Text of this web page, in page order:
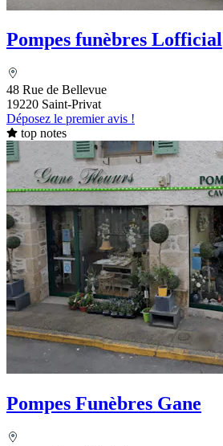
Pompes funèbres Lofficial
48 Rue de Bellevue
19220 Saint-Privat
Déposez le premier avis !
top notes
Pompes Funèbres Gane